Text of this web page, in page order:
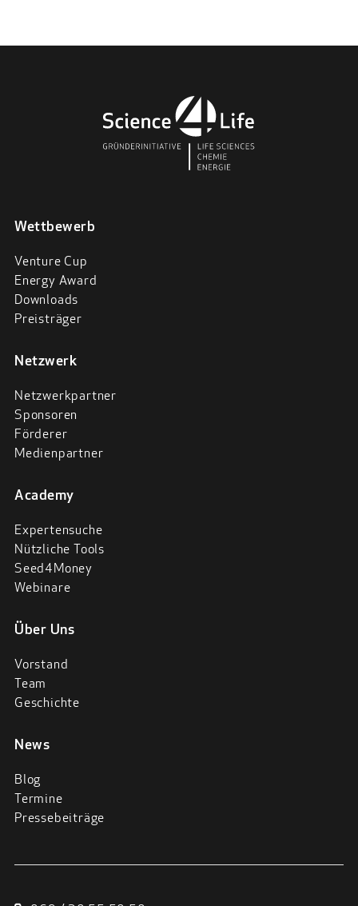
Wettbewerb
Venture Cup
Energy Award
Downloads
Preisträger
Netzwerk
Netzwerkpartner
Sponsoren
Förderer
Medienpartner
Academy
Expertensuche
Nützliche Tools
Seed4Money
Webinare
Über Uns
Vorstand
Team
Geschichte
News
Blog
Termine
Pressebeiträge